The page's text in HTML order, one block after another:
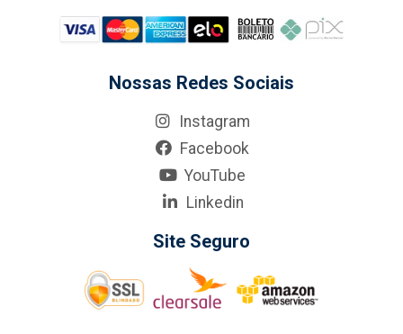
Nossas Redes Sociais
Instagram
Facebook
YouTube
Linkedin
Site Seguro